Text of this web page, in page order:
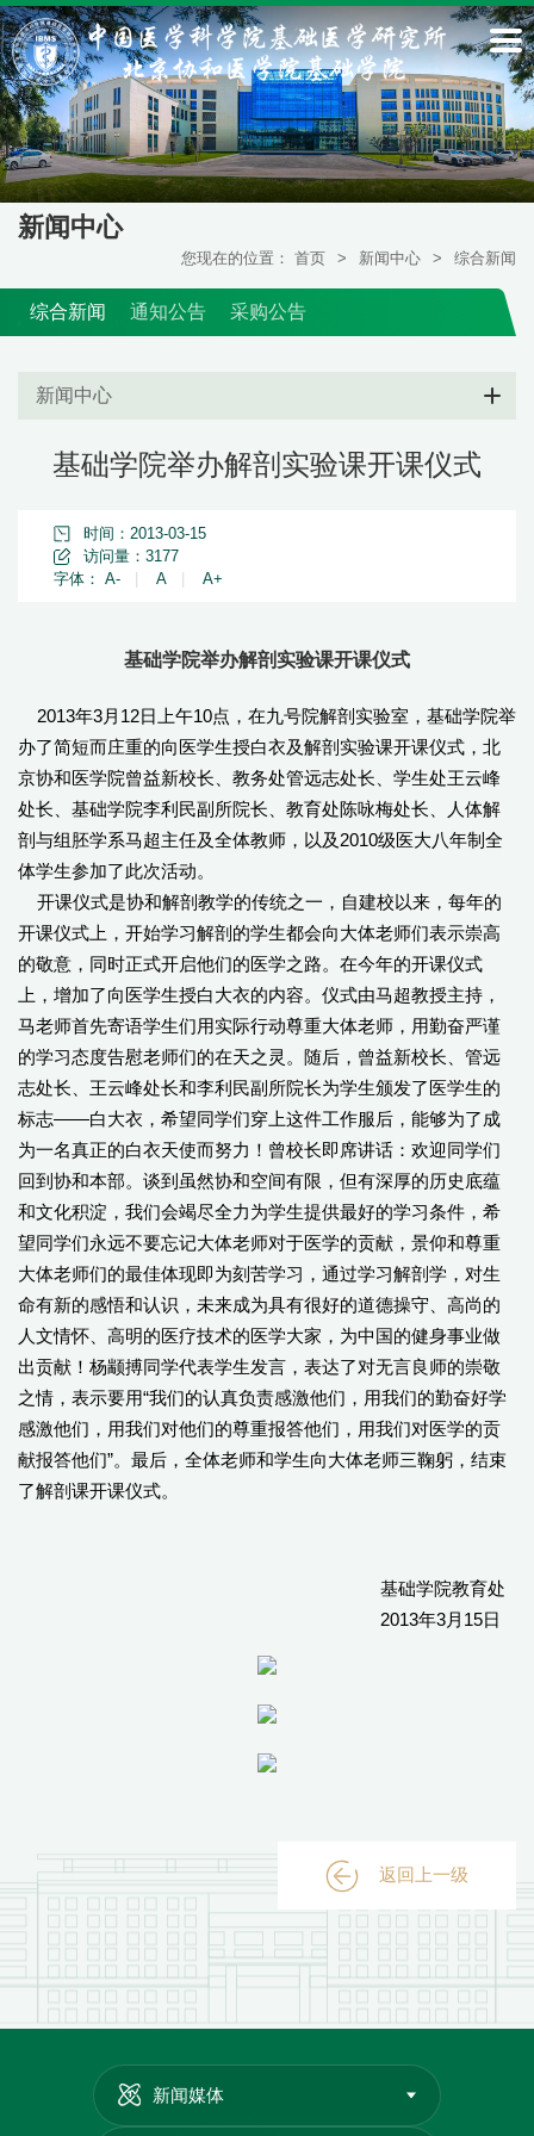
新闻中心
您现在的位置： 首页 > 新闻中心 > 综合新闻
综合新闻 通知公告 采购公告
新闻中心
基础学院举办解剖实验课开课仪式
时间：2013-03-15
访问量： 3177
字体： A- A A+
基础学院举办解剖实验课开课仪式
2013年3月12日上午10点，在九号院解剖实验室，基础学院举
办了简短而庄重的向医学生授白衣及解剖实验课开课仪式，北
京协和医学院曾益新校长、教务处管远志处长、学生处王云峰
处长、基础学院李利民副所院长、教育处陈咏梅处长、人体解
剖与组胚学系马超主任及全体教师，以及2010级医大八年制全
体学生参加了此次活动。
开课仪式是协和解剖教学的传统之一，自建校以来，每年的
开课仪式上，开始学习解剖的学生都会向大体老师们表示崇高
的敬意，同时正式开启他们的医学之路。在今年的开课仪式
上，增加了向医学生授白大衣的内容。仪式由马超教授主持，
马老师首先寄语学生们用实际行动尊重大体老师，用勤奋严谨
的学习态度告慰老师们的在天之灵。随后，曾益新校长、管远
志处长、王云峰处长和李利民副所院长为学生颁发了医学生的
标志——白大衣，希望同学们穿上这件工作服后，能够为了成
为一名真正的白衣天使而努力！曾校长即席讲话：欢迎同学们
回到协和本部。谈到虽然协和空间有限，但有深厚的历史底蕴
和文化积淀，我们会竭尽全力为学生提供最好的学习条件，希
望同学们永远不要忘记大体老师对于医学的贡献，景仰和尊重
大体老师们的最佳体现即为刻苦学习，通过学习解剖学，对生
命有新的感悟和认识，未来成为具有很好的道德操守、高尚的
人文情怀、高明的医疗技术的医学大家，为中国的健身事业做
出贡献！杨颛搏同学代表学生发言，表达了对无言良师的崇敬
之情，表示要用“我们的认真负责感激他们，用我们的勤奋好学
感激他们，用我们对他们的尊重报答他们，用我们对医学的贡
献报答他们”。最后，全体老师和学生向大体老师三鞠躬，结束
了解剖课开课仪式。
基础学院教育处
2013年3月15日
返回上一级
新闻媒体